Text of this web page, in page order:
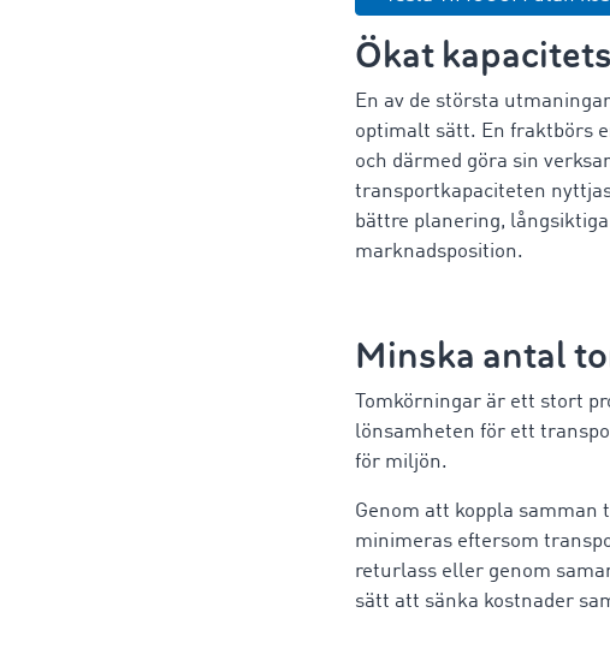
Ökat
En av de största
optimalt sätt. En fraktbörs
och därmed göra sin
transportkapaciteten
bättre planering,
marknadsposition.
Minska antal
Tomkörningar är ett stort
lönsamheten för ett
för miljön.
Genom att koppla
minimeras eftersom
returlass eller genom
sätt att sänka kostnader